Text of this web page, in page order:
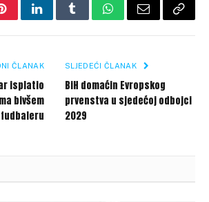
PinterestLinkedInTumblrWhatsApp
Email Copy
ČLANAK
isplatio
bivšem
fudbaleru
SLJEDEĆI ČLANAK
BiH domaćin Evropskog
prvenstva u sjedećoj odbojci
2029